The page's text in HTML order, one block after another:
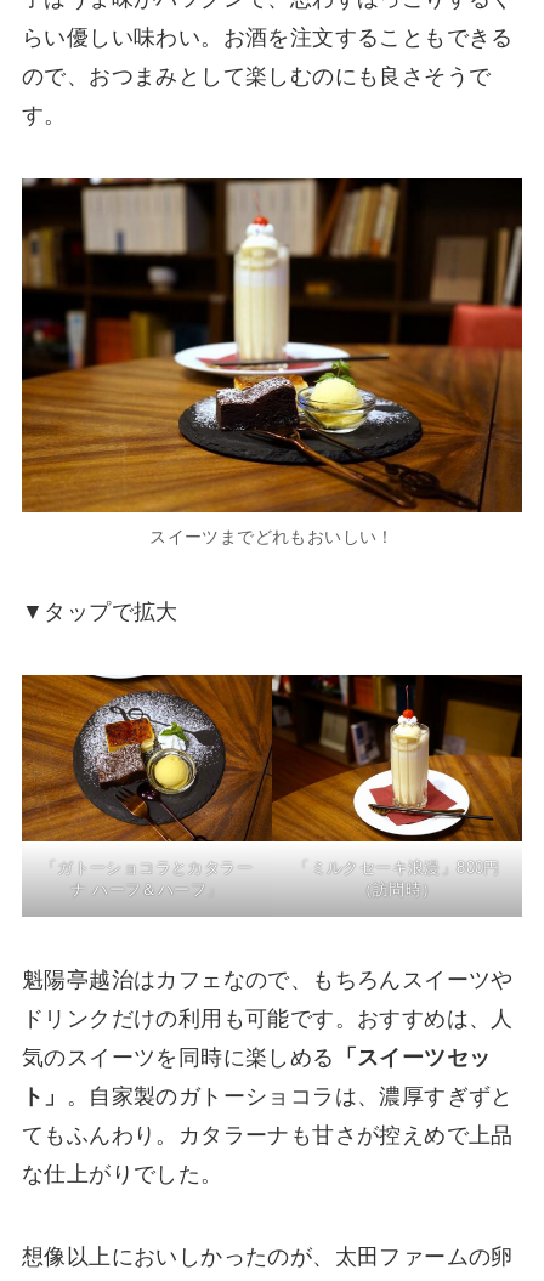
らい優しい味わい。お酒を注文することもできる
ので、おつまみとして楽しむのにも良さそうで
す。
スイーツまでどれもおいしい！
▼タップで拡大
「ガトーショコラとカタラー
ナ ハーフ＆ハーフ」
「ミルクセーキ浪漫」800円
（訪問時）
魁陽亭越治はカフェなので、もちろんスイーツや
ドリンクだけの利用も可能です。おすすめは、人
気のスイーツを同時に楽しめる
「スイーツセッ
ト」 。自家製のガトーショコラは、濃厚すぎずと
てもふんわり。カタラーナも甘さが控えめで上品
な仕上がりでした。
想像以上においしかったのが、太田ファームの卵